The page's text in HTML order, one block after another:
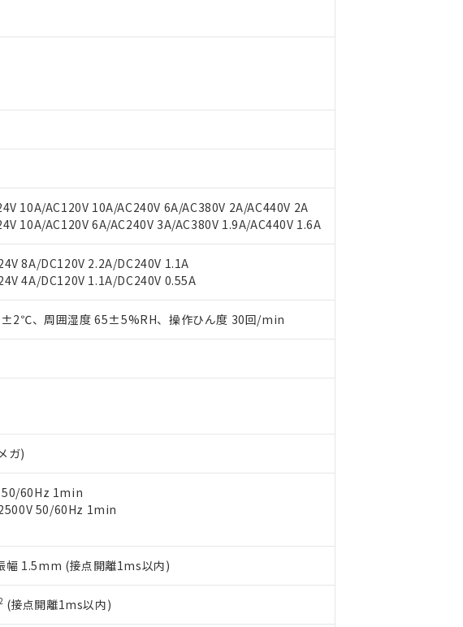
10A/AC120V 10A/AC240V 6A/AC380V 2A/AC440V 2A
10A/AC120V 6A/AC240V 3A/AC380V 1.9A/AC440V 1.6A
8A/DC120V 2.2A/DC240V 1.1A
4A/DC120V 1.1A/DC240V 0.55A
、周囲湿度 65±5%RH、操作ひん度 30回/min
ガ)
50/60Hz 1min
50/60Hz 1min
幅 1.5mm (接点開離1ms以内)
(接点開離1ms以内)
いただき、同意のうえご利用ください。
当社制御機器事業取扱商品の当社在庫状況および標準価格(税抜)を提供させていただ
業取扱商品の中には、本サービスの対象外となる商品もあることをご了承ください。
標準価格照会結果は、記載している更新日時点での社内データに基づき作成されるも
および標準価格はお客様のお取引先、またはお客様担当のオムロン制御機器販売店・
相談ください。
器販売店や当社販売拠点は「販売ネットワーク
」をご確認ください。
標準価格結果を当社の事前の承諾なく第三者に漏洩または開示しないようお願いしま
ります。
ブサイト上で当社にご登録された部品リストについて、当社および当社の共同利用者
用者とは、"個人情報の共同利用に関して"
指令（10物質）の非含有に対応した製品が提供可能な商品です。
指令（10物質）の非含有に対応した製品に切り替える予定のある商品です。
ス料など無形物で、有害物質有無と関係のない商品です。
り、非含有部品としていたものが、含有品と判明した場合などやむを得ず変更すること
：
以下、ポリ臭化ビフェニル類(PBB) 1000ppm以下、ポリ臭化ジフェニルエーテル類(PBDE) 1000ppm以下、
シル) (DEHP)(別名：DOP) 1000ppm以下、フタル酸ブチルベンジル（BBP） 1000ppm以下、フタル酸ジブチ
、フタル酸ジイソブチル (DIBP) 1000ppm以下
監視および制御機器に対する適用除外項目は除く。
質については閾値を超える意図的な使用がないことを確認しています。
況などにより、予定月が前後することがあります。
ウンロード
ダウンロードすることができます。
質）の非含有証明書
書（当社基準）
点で非含有を証明するもので、過去に遡って非含有を証明するものではありません。
タル酸エステル類４物質の対応では、対応完了までの期間は出荷製品に未対応品が
欄に対応日を記載しておりました。
表
含有率が中国RoHSの基準値以下であることを示します。
料含有率が中国RoHSの基準値を超えていることを示します。
値 (GB/T26572)：
銀) : 1000ppm、 Cd(カドミウム) : 100ppm、
、 PBBs(ポリ臭化ビフェニル類) : 1000ppm、 PBDEs(ポリ臭化ジフェニルエーテル類) : 1000ppm、
1000ppm、 DIBP(フタル酸ジイソブチル) : 1000ppm、 BBP(フタル酸ブチルベンジル) : 1000ppm、
チルヘキシル)) : 1000ppm
期限
10物質）のすべてが基準値以下であることを示します。
状況下において有害物質が外部に漏えいし、環境に深刻な影響を及ぼさない年数を意
貴社製品のうち、外国為替および外国貿易法に定める商品（以下｢規制貨物等」とい
は国外への提供する場合は、日本国政府の輸出許可(または役務取引許可)を取得する
続きをとります。
を、核兵器、ミサイル、化学兵器、生物兵器またはその他武器並びにこれらの製造装
品を第三者に販売する場合は、上記1、2および3の内容を当該第三者に通知します。
売先および販売に係わる関係者が違法に輸出するおそれがある場合は、取り引きをい
の在庫あり
満たないが在庫あり
最新の在庫状況については、お客様のお取引先、またはお客様担当のオムロン制御
・当社販売員にご確認ください)
種、また在庫状況の情報を公開していない機種